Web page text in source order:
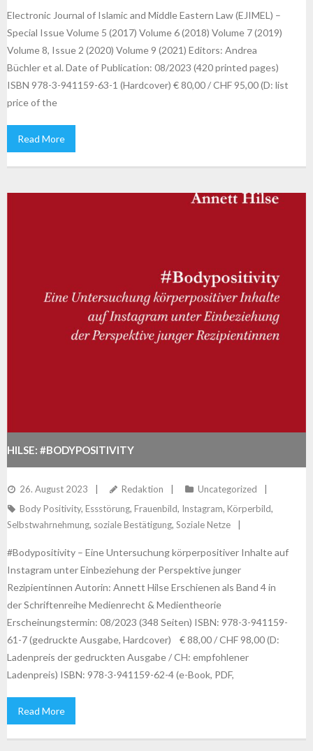
Electronic Journal of Islamic and Middle Eastern Law (EJIMEL) –
Special Issue Volume 5 (2017) Volume 6 (2018) Volume 7 (2019)
Volume 8, Issue 2 (2020) Volume 9 (2021) Editors: Andrea
Büchler et al. Date of Publication: 08/2023 (420 printed pages)
ISBN 978-3-941159-63-1 (Hardcover) € 80,00 / CHF 95,00 (D: list
price of the
Read More
HILSE: #BODYPOSITIVITY
26. August 2023 Redaktion
Uncategorized
Body Positivity, Essstörung, Frauenbild, Instagram, Körperbild,
Selbstwahrnehmung, soziale Bestätigung, Soziale Netze
#Bodypositivity – Eine Untersuchung körperpositiver Inhalte auf
Instagram unter Einbeziehung der Perspektive junger
Rezipientinnen Autorin: Annett Hilse Erschienen als Band 4 in
der Schriftenreihe Medienrecht & Medientheorie
Erscheinungstermin: 08/2023 (348 Seiten) ISBN: 978-3-941159-
61-7 (gedruckte Ausgabe, Hardcover) € 88,00 / CHF 98,00 (D:
Ladenpreis der gedruckten Ausgabe / CH: empfohlener
Ladenpreis) ISBN: 978-3-941159-62-4 (e-Book, PDF,
Read More